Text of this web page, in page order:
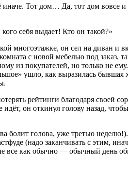
Тот дом… Да, тот дом вовсе и
себя выдает! Кто он такой?»
многоэтажке, он сел на диван и
с новой мебелью под заказ,
из покупателей, но только не
ушло, как выразилась бывшая
рейтинги благодаря своей
он откинул голову назад,
болит голова, уже третью
(надо заканчивать с этим,
все как обычно — обычный день